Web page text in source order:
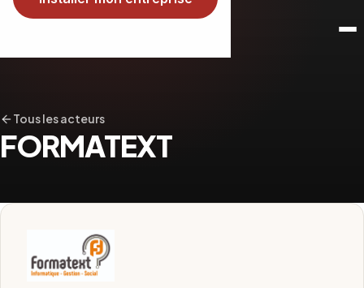
Tous les acteurs
FORMATEXT